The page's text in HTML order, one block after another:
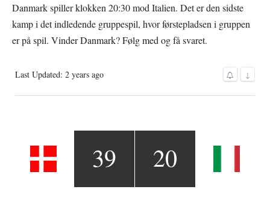
Danmark spiller klokken 20:30 mod Italien. Det er den sidste
kamp i det indledende gruppespil, hvor førstepladsen i gruppen
er på spil. Vinder Danmark? Følg med og få svaret.
Last Updated: 2 years ago ↓
39 20